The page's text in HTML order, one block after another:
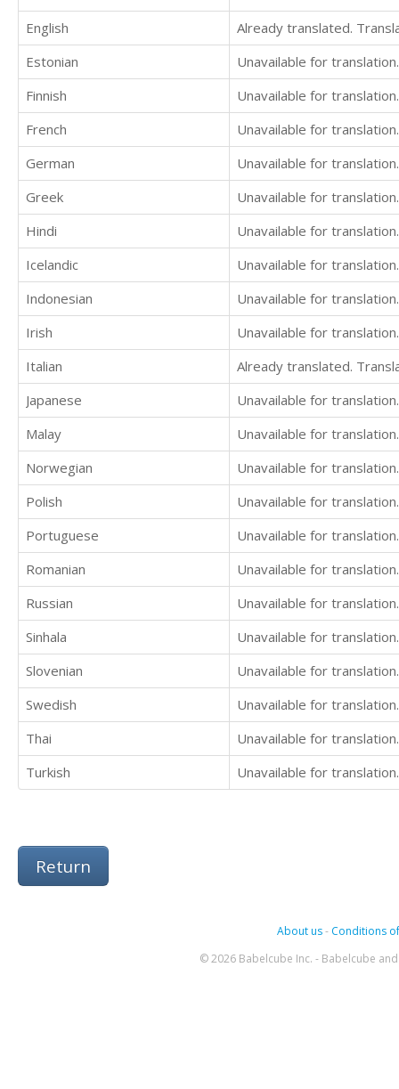
English
Already translated.
Estonian
Unavailable for translation.
Finnish
Unavailable for translation.
French
Unavailable for translation.
German
Unavailable for translation.
Greek
Unavailable for translation.
Hindi
Unavailable for translation.
Icelandic
Unavailable for translation.
Indonesian
Unavailable for translation.
Irish
Unavailable for translation.
Italian
Already translated.
Japanese
Unavailable for translation.
Malay
Unavailable for translation.
Norwegian
Unavailable for translation.
Polish
Unavailable for translation.
Portuguese
Unavailable for translation.
Romanian
Unavailable for translation.
Russian
Unavailable for translation.
Sinhala
Unavailable for translation.
Slovenian
Unavailable for translation.
Swedish
Unavailable for translation.
Thai
Unavailable for translation.
Turkish
Unavailable for translation.
Return
About us- Conditions
© 2026 Babelcube Inc. - Babelcube